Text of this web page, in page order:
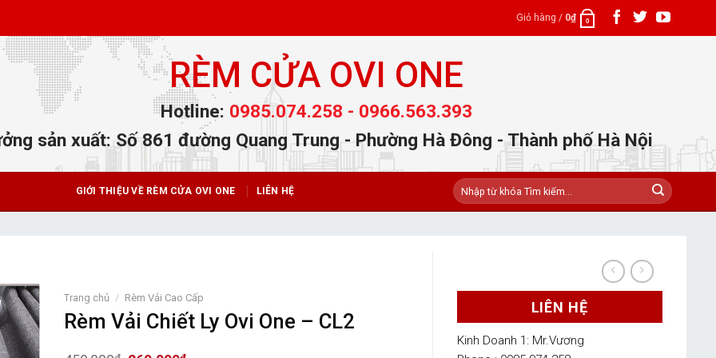
Giỏ hàng / 0₫ 0
RÈM CỬA OVI ONE
Hotline: 0985.074.258 - 0966.563.393
sản xuất: Số 861 đường Quang Trung - Phường Hà Đông - Thành phố Hà Nội
GIỚI THIỆU VỀ RÈM CỬA OVI ONE LIÊN HỆ
Tìm
kiếm:
LIÊN HỆ
Kinh Doanh 1: Mr.Vương
Trang chủ / Rèm Vải Cao Cấp
Rèm Vải Chiết Ly Ovi One – CL2